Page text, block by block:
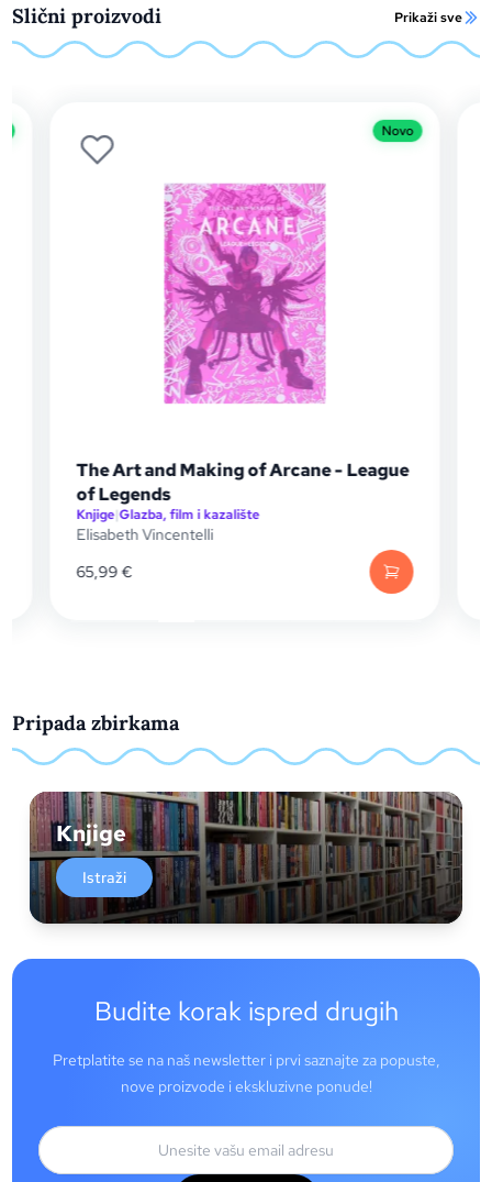
Slični proizvodi Prikaži sve
Novo
The Art and Making of Arcane - League
of Legends
Knjige|Glazba, film i kazalište
Elisabeth Vincentelli
65,99€
Pripada zbirkama
Knjige
Istraži
Budite korak ispred drugih
Pretplatite se na naš newsletter i prvi saznajte za popuste,
nove proizvode i ekskluzivne ponude!